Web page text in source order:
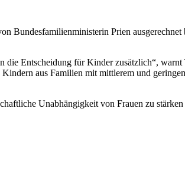
Bundesfamilienministerin Prien
die Entscheidung für Kinder zusätzlich“,
aus Familien mit mittlerem und
Unabhängigkeit von Frauen zu